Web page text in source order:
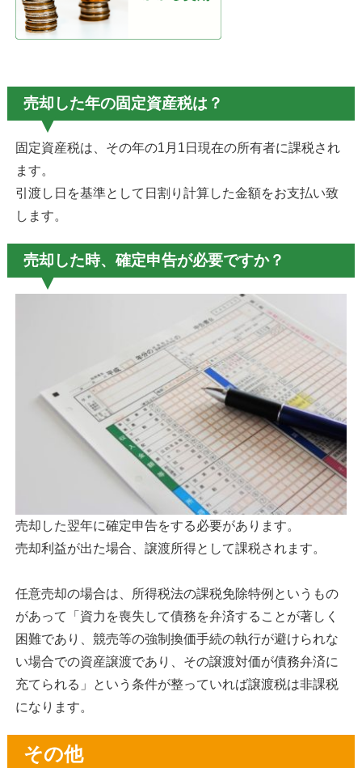
売却した年の固定資産税は？
固定資産税は、その年の1月1日現在の所有者に課税され
ます。
引渡し日を基準として日割り計算した金額をお支払い致
します。
売却した時、確定申告が必要ですか？
売却した翌年に確定申告をする必要があります。
売却利益が出た場合、譲渡所得として課税されます。
任意売却の場合は、所得税法の課税免除特例というもの
があって「資力を喪失して債務を弁済することが著しく
困難であり、競売等の強制換価手続の執行が避けられな
い場合での資産譲渡であり、その譲渡対価が債務弁済に
充てられる」という条件が整っていれば譲渡税は非課税
になります。
その他